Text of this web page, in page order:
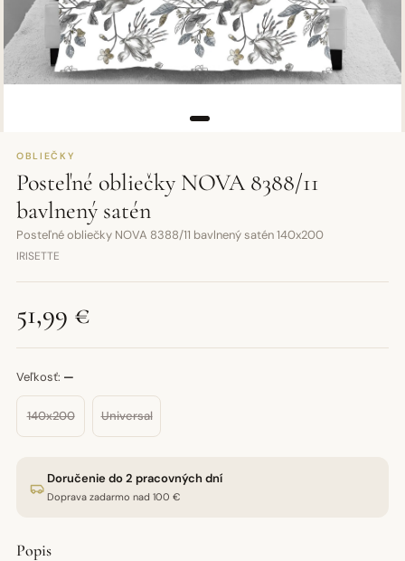
OBLIEČKY
Posteľné obliečky NOVA 8388/11
bavlnený satén
Posteľné obliečky NOVA 8388/11 bavlnený satén 140x200
IRISETTE
51,99 €
Veľkosť: —
140x200 Universal
Doručenie do 2 pracovných dní
Doprava zadarmo nad 100 €
Popis